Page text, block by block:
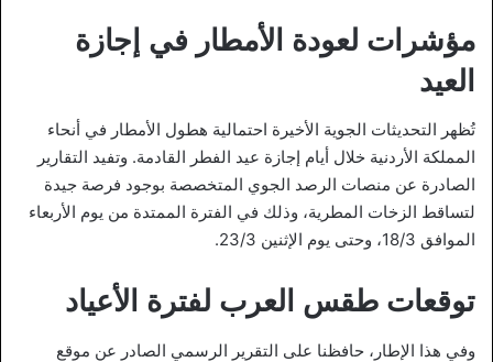
مؤشرات لعودة الأمطار في إجازة
العيد
تُظهر التحديثات الجوية الأخيرة احتمالية هطول الأمطار في أنحاء
المملكة الأردنية خلال أيام إجازة عيد الفطر القادمة. وتفيد التقارير
الصادرة عن منصات الرصد الجوي المتخصصة بوجود فرصة جيدة
لتساقط الزخات المطرية، وذلك في الفترة الممتدة من يوم الأربعاء
الموافق 18/3، وحتى يوم الإثنين 23/3.
توقعات طقس العرب لفترة الأعياد
وفي هذا الإطار، حافظنا على التقرير الرسمي الصادر عن موقع